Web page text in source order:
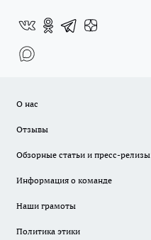
О нас
Отзывы
Обзорные статьи и пресс-релизы
Информация о команде
Наши грамоты
Политика этики